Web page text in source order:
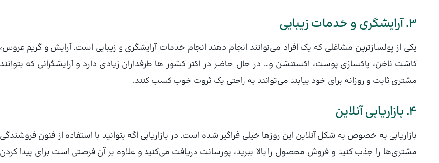
3. آرایشگری و خدمات زیبایی
یکی از پولساز‌ترین مشاغلی که یک افراد می‌توانند انجام دهند انجام خدمات آرایشگری و زیبایی است. آرایش و گریم عروس،
کاشت ناخن، پاکسازی پوست، اکستنشن و… در حال حاضر در اکثر کشور ها طرفداران زیادی دارد و آرایشگرانی که بتوانند
مشتری ثابت و روزانه برای خود بیابند می‌توانند به راحتی یک ثروت خوب کسب کنند.
4. بازاریابی آنلاین
بازاریابی به خصوص به شکل آنلاین این روزها خیلی فراگیر شده است. در بازاریابی اگه بتوانید با استفاده از فنون فروشندگی
مشتری‌ها را جذب کنید و فروش محصول را بالا ببرید، پورسانت دریافت می‌کنید و علاوه بر آن فرصتی است برای پیدا کردن